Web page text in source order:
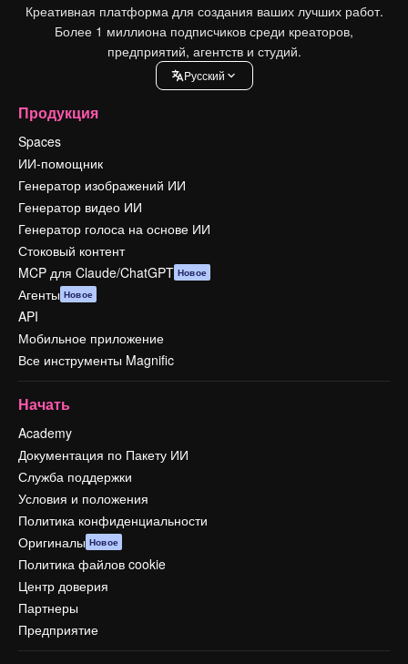
Креативная платформа для создания ваших лучших работ.
Более 1 миллиона подписчиков среди креаторов,
предприятий, агентств и студий.
Pусский
Продукция
Spaces
ИИ-помощник
Генератор изображений ИИ
Генератор видео ИИ
Генератор голоса на основе ИИ
Стоковый контент
MCP для Claude/ChatGPT Новое
Агенты Новое
API
Мобильное приложение
Все инструменты Magnific
Начать
Academy
Документация по Пакету ИИ
Служба поддержки
Условия и положения
Политика конфиденциальности
Оригиналы Новое
Политика файлов cookie
Центр доверия
Партнеры
Предприятие